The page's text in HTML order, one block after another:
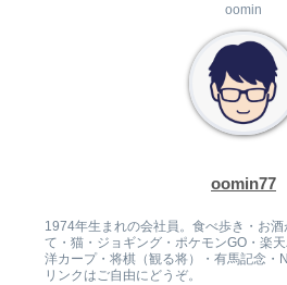
oomin
oomin77
1974年生まれの会社員。食べ歩き・お
て・猫・ジョギング・ポケモンGO・楽
洋カープ・将棋（観る将）・有馬記念・
リンクはご自由にどうぞ。